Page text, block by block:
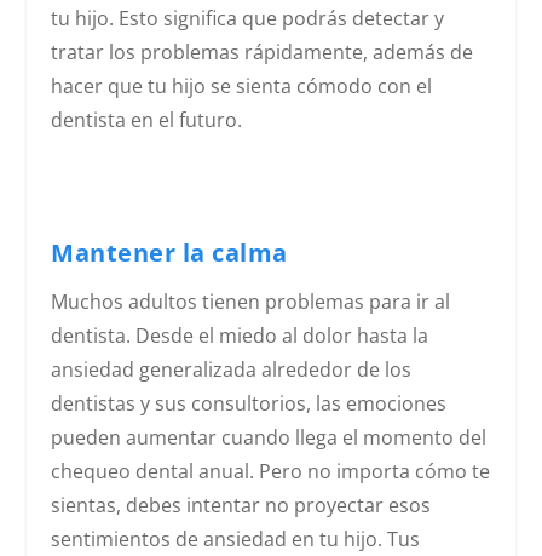
tu hijo. Esto significa que podrás detectar y
tratar los problemas rápidamente, además de
hacer que tu hijo se sienta cómodo con el
dentista en el futuro.
Mantener la calma
Muchos adultos tienen problemas para ir al
dentista. Desde el miedo al dolor hasta la
ansiedad generalizada alrededor de los
dentistas y sus consultorios, las emociones
pueden aumentar cuando llega el momento del
chequeo dental anual. Pero no importa cómo te
sientas, debes intentar no proyectar esos
sentimientos de ansiedad en tu hijo. Tus